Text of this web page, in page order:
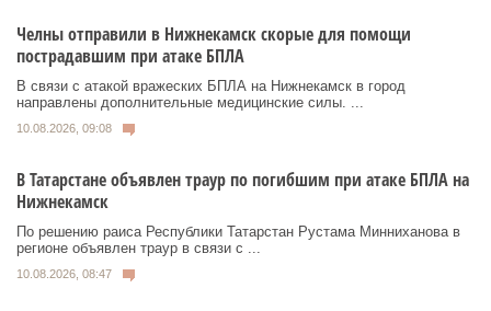
Челны отправили в Нижнекамск скорые для помощи
пострадавшим при атаке БПЛА
В связи с атакой вражеских БПЛА на Нижнекамск в город
направлены дополнительные медицинские силы. ...
10.08.2026, 09:08
В Татарстане объявлен траур по погибшим при атаке БПЛА на
Нижнекамск
По решению раиса Республики Татарстан Рустама Минниханова в
регионе объявлен траур в связи с ...
10.08.2026, 08:47